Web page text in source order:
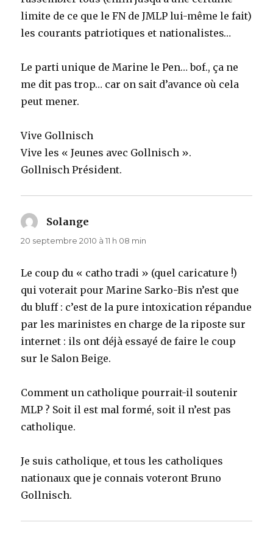
limite de ce que le FN de JMLP lui-même le fait)
les courants patriotiques et nationalistes…
Le parti unique de Marine le Pen… bof., ça ne
me dit pas trop… car on sait d’avance où cela
peut mener.
Vive Gollnisch
Vive les « Jeunes avec Gollnisch ».
Gollnisch Président.
Solange
20 septembre 2010 à 11 h 08 min
Le coup du « catho tradi » (quel caricature !)
qui voterait pour Marine Sarko-Bis n’est que
du bluff : c’est de la pure intoxication répandue
par les marinistes en charge de la riposte sur
internet : ils ont déjà essayé de faire le coup
sur le Salon Beige.
Comment un catholique pourrait-il soutenir
MLP ? Soit il est mal formé, soit il n’est pas
catholique.
Je suis catholique, et tous les catholiques
nationaux que je connais voteront Bruno
Gollnisch.